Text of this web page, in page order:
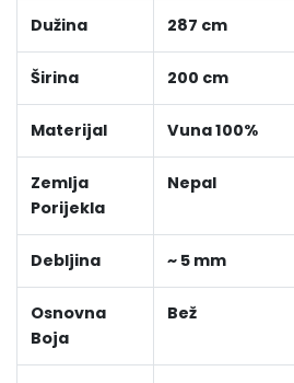
Dužina 287 cm
Širina 200 cm
Materijal Vuna 100%
Zemlja
Porijekla
Nepal
Debljina ~ 5 mm
Osnovna
Boja
Bež